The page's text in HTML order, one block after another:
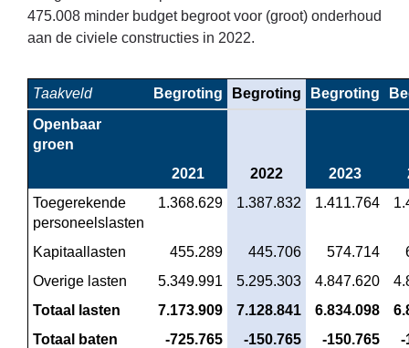
475.008 minder budget begroot voor (groot) onderhoud
aan de civiele constructies in 2022.
Taakveld Begroting Begroting Begroting
Openbaar
groen
2021
2022 2023
Toegerekende
personeelslasten
1.368.629 1.387.832 1.411.764
Kapitaallasten 455.289 445.706 574.714
Overige lasten
5.349.991 5.295.303 4.847.620
Totaal lasten
7.173.909 7.128.841 6.834.098
Totaal baten
-725.765 -150.765 -150.765
-